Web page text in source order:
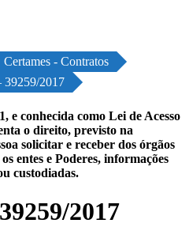
Certames - Contratos
39259/2017
e conhecida como Lei de Acesso
o direito, previsto na
solicitar e receber dos órgãos
entes e Poderes, informações
custodiadas.
2017